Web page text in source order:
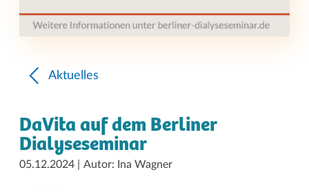
Aktuelles
DaVita auf dem Berliner
Dialyseseminar
05.12.2024 Autor: Ina Wagner